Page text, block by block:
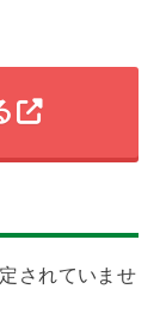
されていませ